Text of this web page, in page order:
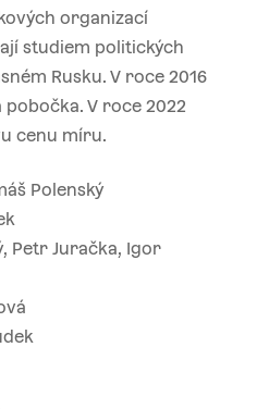
organizací
studiem politických
Rusku. V roce 2016
pobočka. V roce 2022
cenu míru.
Polenský
Petr Juračka, Igor